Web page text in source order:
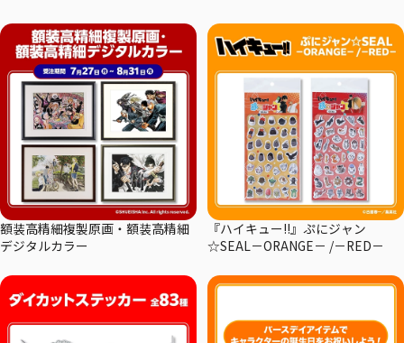
額装高精細複製原画・額装高精細
デジタルカラー
『ハイキュー!!』ぷにジャン
☆SEAL－ORANGE－ /－RED－